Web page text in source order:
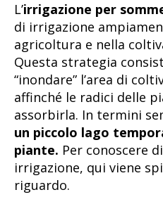
L’irrigazione per
di irrigazione
agricoltura e nella
Questa strategia
“inondare” l’area di
affinché le radici delle
assorbirla. In termini
un piccolo lago
piante. Per conoscere
irrigazione, qui viene
riguardo.